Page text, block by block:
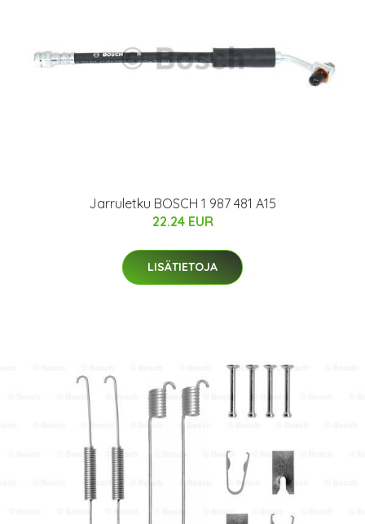
Jarruletku BOSCH 1 987 481 A15
22.24 EUR
LISÄTIETOJA